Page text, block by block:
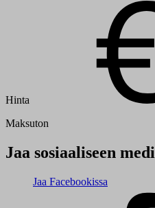
Hinta
Maksuton
Jaa sosiaaliseen
Jaa Facebookissa